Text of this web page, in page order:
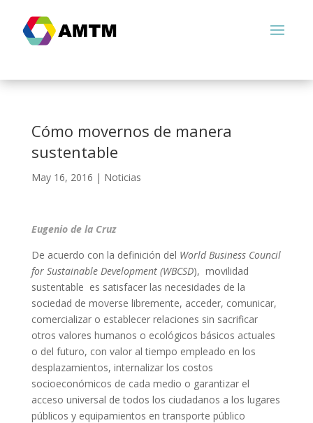
Cómo movernos de manera
sustentable
May 16, 2016 | Noticias
Eugenio de la Cruz
De acuerdo con la definición del World Business Council
for Sustainable Development (WBCSD), movilidad
sustentable es satisfacer las necesidades de la
sociedad de moverse libremente, acceder, comunicar,
comercializar o establecer relaciones sin sacrificar
otros valores humanos o ecológicos básicos actuales
o del futuro, con valor al tiempo empleado en los
desplazamientos, internalizar los costos
socioeconómicos de cada medio o garantizar el
acceso universal de todos los ciudadanos a los lugares
públicos y equipamientos en transporte público